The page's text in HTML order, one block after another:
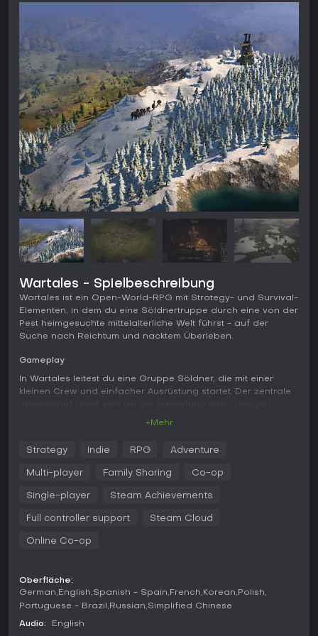
Wartales - Spielbeschreibung
Wartales ist ein Open-World-RPG mit Strategy- und Survival-
Elementen, in dem du eine Söldnertruppe durch eine von der
Pest heimgesuchte mittelalterliche Welt führst - auf der
Suche nach Reichtum und nacktem Überleben.
Gameplay
In Wartales leitest du eine Gruppe Söldner, die mit einer
kleinen Crew und einfacher Ausrüstung startet. Der zentrale
gridlosen Karte statt und setzen auf Positionierung -
Flankenmanöver verschaffen entscheidende Vorteile. Jeder
Waffenvorlieben mit, etwa einhändige Keulen für Einzelziele
zusätzliche Trefferpunkte, die nach Kämpfen mit Werkzeugen
Werkzeugen und Annehmlichkeiten aus, um Rückschläge zu
verkraften. Crafting- und Progression-Systeme ermöglichen
Anpassungen von Ausrüstung und Skills, während neue
Rekruten mit ihren Spezialisierungen Abwechslung bringen.
+Mehr
Strategy Indie RPG Adventure
Multi-player Family Sharing Co-op
Single-player Steam Achievements
Full controller support Steam Cloud
Online Co-op
Oberfläche:
German English Spanish - Spain French Korean Polish
Portuguese - Brazil
Russian Simplified Chinese
Audio:
English